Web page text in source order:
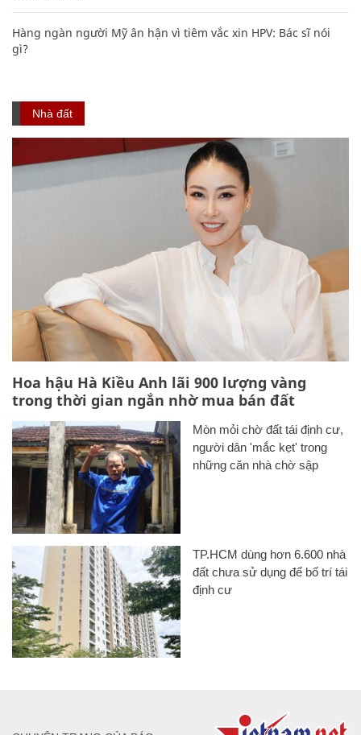
Hàng ngàn người Mỹ ân hận vì tiêm vắc xin HPV: Bác sĩ nói
gì?
Nhà đất
Hoa hậu Hà Kiều Anh lãi 900 lượng vàng
trong thời gian ngắn nhờ mua bán đất
Mòn mỏi chờ đất tái định cư,
người dân 'mắc kẹt' trong
những căn nhà chờ sập
TP.HCM dùng hơn 6.600 nhà
đất chưa sử dụng để bố trí tái
định cư